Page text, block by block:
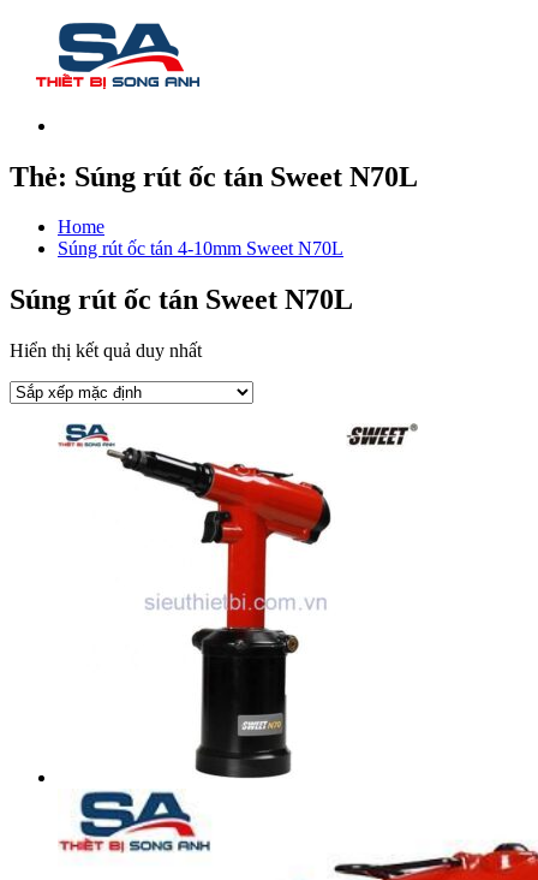
Thẻ: Súng rút ốc tán Sweet N70L
Home
Súng rút ốc tán 4-10mm Sweet N70L
Súng rút ốc tán Sweet N70L
Hiển thị kết quả duy nhất